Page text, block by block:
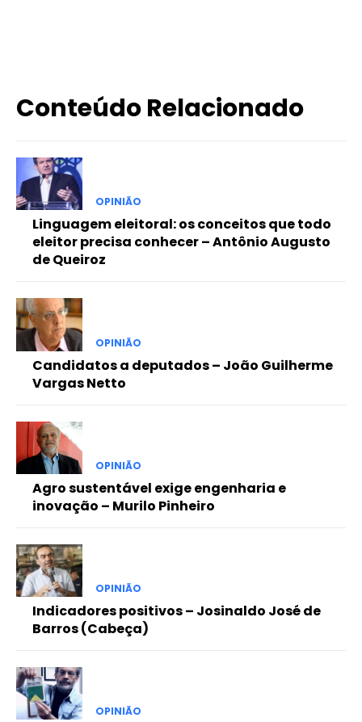
Conteúdo Relacionado
OPINIÃO
Linguagem eleitoral: os conceitos que todo
eleitor precisa conhecer – Antônio Augusto
de Queiroz
OPINIÃO
Candidatos a deputados – João Guilherme
Vargas Netto
OPINIÃO
Agro sustentável exige engenharia e
inovação – Murilo Pinheiro
OPINIÃO
Indicadores positivos – Josinaldo José de
Barros (Cabeça)
OPINIÃO